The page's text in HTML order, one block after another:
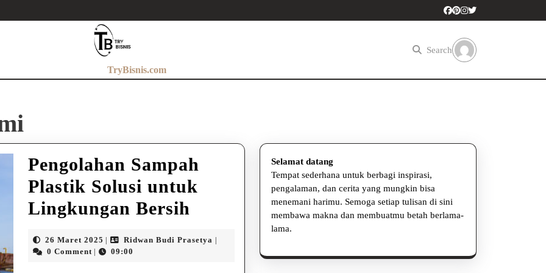
TryBisnis.com
Search
Pengolahan Sampah
Plastik Solusi untuk
Lingkungan Bersih Pengolahan
Plastik
26 Maret 2025 26
Maret
Ridwan Budi Prasetya Ridwan
0 Comment 09:00
Selamat datang
Tempat sederhana untuk berbagi inspirasi,
pengalaman, dan cerita yang mungkin bisa
menemani harimu. Semoga setiap tulisan di sini
membawa makna dan membuatmu betah berlama-
lama.